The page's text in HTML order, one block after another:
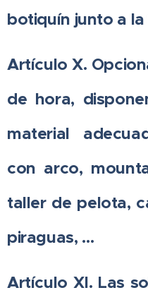
botiquín junto a la
Artículo X.
de hora,
material
con arco,
taller de pelota,
piraguas, …
Artículo XI. Las